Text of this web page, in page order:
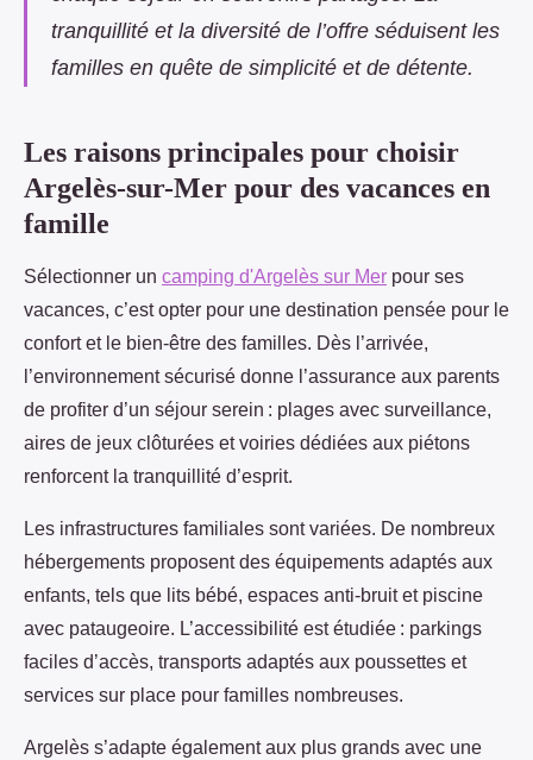
tranquillité et la diversité de l’offre séduisent les
familles en quête de simplicité et de détente.
Les raisons principales pour choisir
Argelès-sur-Mer pour des vacances en
famille
Sélectionner un camping d'Argelès sur Mer pour ses
vacances, c’est opter pour une destination pensée pour le
confort et le bien-être des familles. Dès l’arrivée,
l’environnement sécurisé donne l’assurance aux parents
de profiter d’un séjour serein : plages avec surveillance,
aires de jeux clôturées et voiries dédiées aux piétons
renforcent la tranquillité d’esprit.
Les infrastructures familiales sont variées. De nombreux
hébergements proposent des équipements adaptés aux
enfants, tels que lits bébé, espaces anti-bruit et piscine
avec pataugeoire. L’accessibilité est étudiée : parkings
faciles d’accès, transports adaptés aux poussettes et
services sur place pour familles nombreuses.
Argelès s’adapte également aux plus grands avec une